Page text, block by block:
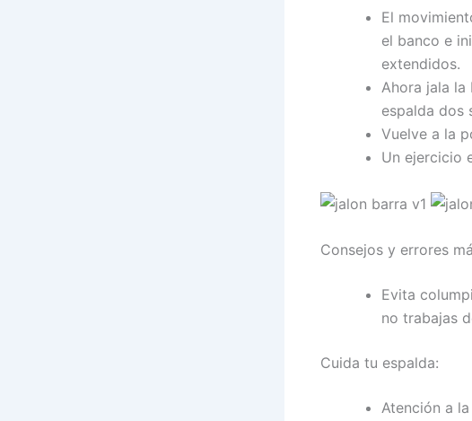
El
el banco e
extendidos.
Ahora jala la
espalda dos
Vuelve a la
Un ejercicio
Consejos y errores
Evita
no trabajas
Cuida tu espalda:
Atención a